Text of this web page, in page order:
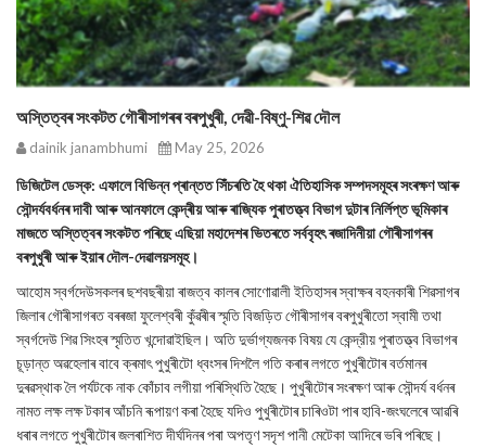
অস্তিত্বৰ সংকটত গৌৰীসাগৰৰ বৰপুখুৰী, দেৱী-বিষ্ণু-শিৱ দৌল
dainik janambhumi May 25, 2026
ডিজিটেল ডেস্ক: এফালে বিভিন্ন প্ৰান্তত সিঁচৰতি হৈ থকা ঐতিহাসিক সম্পদসমূহৰ সংৰক্ষণ আৰু
সৌন্দর্যবর্ধনৰ দাবী আৰু আনফালে কেন্দ্ৰীয় আৰু ৰাজ্যিক পুৰাতত্ত্ব বিভাগ দুটাৰ নির্লিপ্ত ভূমিকাৰ
মাজতে অস্তিত্বৰ সংকটত পৰিছে এছিয়া মহাদেশৰ ভিতৰতে সৰ্ববৃহৎ ৰজাদিনীয়া গৌৰীসাগৰৰ
বৰপুখুৰী আৰু ইয়াৰ দৌল-দেৱালয়সমূহ।
আহোম স্বৰ্গদেউসকলৰ ছশবছৰীয়া ৰাজত্ব কালৰ সোণোৱালী ইতিহাসৰ স্বাক্ষৰ বহনকাৰী শিৱসাগৰ
জিলাৰ গৌৰীসাগৰত বৰৰজা ফুলেশ্বৰী কুঁৱৰীৰ স্মৃতি বিজড়িত গৌৰীসাগৰ বৰপুখুৰীতো স্বামী তথা
স্বৰ্গদেউ শিৱ সিংহৰ স্মৃতিত খন্দোৱাইছিল। অতি দুর্ভাগ্যজনক বিষয় যে কেন্দ্রীয় পুৰাতত্ত্ব বিভাগৰ
চূড়ান্ত অৱহেলাৰ বাবে ক্ৰমাৎ পুখুৰীটো ধ্বংসৰ দিশলৈ গতি কৰাৰ লগতে পুখুৰীটোৰ বৰ্তমানৰ
দুৰৱস্থাক লৈ পৰ্যটকে নাক কোঁচাব লগীয়া পৰিস্থিতি হৈছে। পুখুৰীটোৰ সংৰক্ষণ আৰু সৌন্দর্য বর্ধনৰ
নামত লক্ষ লক্ষ টকাৰ আঁচনি ৰূপায়ণ কৰা হৈছে যদিও পুখুৰীটোৰ চাৰিওটা পাৰ হাবি-জংঘলেৰে আৱৰি
ধৰাৰ লগতে পুখুৰীটোৰ জলৰাশিত দীর্ঘদিনৰ পৰা অপতৃণ সদৃশ পানী মেটেকা আদিৰে ভৰি পৰিছে।